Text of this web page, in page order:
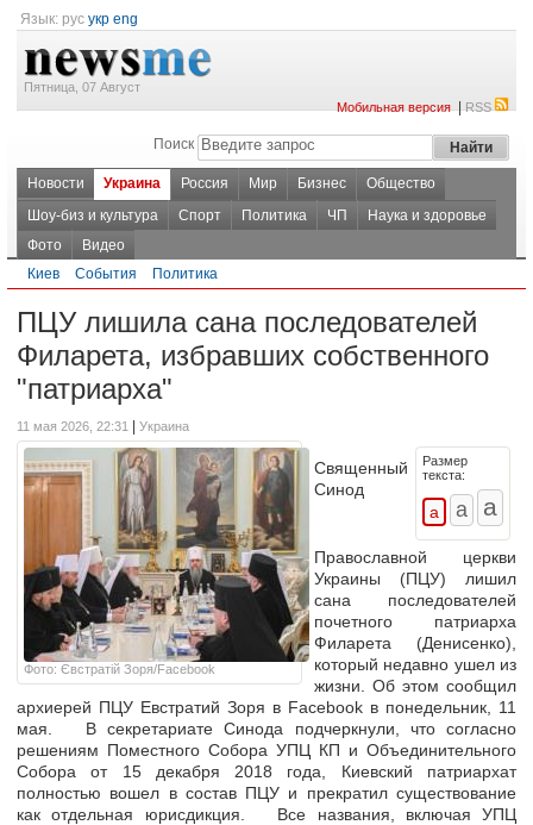
Язык: рус укр eng
Пятница, 07 Август
Мобильная версия|RSS
Поиск
Новости Украина Россия Мир Бизнес
Общество
Шоу-биз и культура
Спорт Политика ЧП
Наука и здоровье
Фото
Видео
Киев
События Политика
ПЦУ лишила сана последователей
Филарета, избравших собственного
"патриарха"
11 мая 2026, 22:31 Украина
Фото: Євстратій Зоря/Facebook
Размер
текста:
Священный
Синод
Православной церкви
Украины (ПЦУ) лишил
сана последователей
почетного патриарха
Филарета (Денисенко),
который недавно ушел из
жизни. Об этом сообщил
архиерей ПЦУ Евстратий Зоря в Facebook в понедельник, 11
мая. В секретариате Синода подчеркнули, что согласно
решениям Поместного Собора УПЦ КП и Объединительного
Собора от 15 декабря 2018 года, Киевский патриархат
полностью вошел в состав ПЦУ и прекратил существование
как отдельная юрисдикция. Все названия, включая УПЦ